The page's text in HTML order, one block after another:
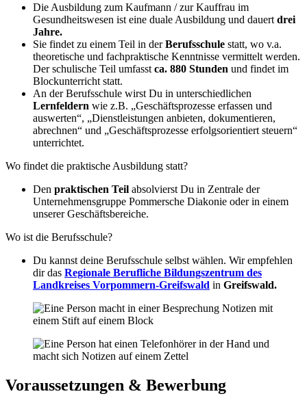
Die Ausbildung zum Kaufmann / zur Kauffrau im
Gesundheitswesen ist eine duale Ausbildung und dauert drei
Jahre.
Sie findet zu einem Teil in derBerufsschule statt, wo v.a.
theoretische und fachpraktische Kenntnisse vermittelt werden.
Der schulische Teil umfasst ca. 880 Stunden und findet im
Blockunterricht statt.
An der Berufsschule wirst Du in unterschiedlichen
Lernfeldern wie z.B. „Geschäftsprozesse erfassen und
auswerten“, „Dienstleistungen anbieten, dokumentieren,
abrechnen“ und „Geschäftsprozesse erfolgsorientiert steuern“
unterrichtet.
Wo findet die praktische Ausbildung statt?
Den praktischen Teil absolvierst Du in Zentrale der
Unternehmensgruppe Pommersche Diakonie oder in einem
unserer Geschäftsbereiche.
Wo ist die Berufsschule?
Du kannst deine Berufsschule selbst wählen. Wir empfehlen
dir das Regionale Berufliche Bildungszentrum des
Landkreises Vorpommern-Greifswald in Greifswald.
Voraussetzungen & Bewerbung